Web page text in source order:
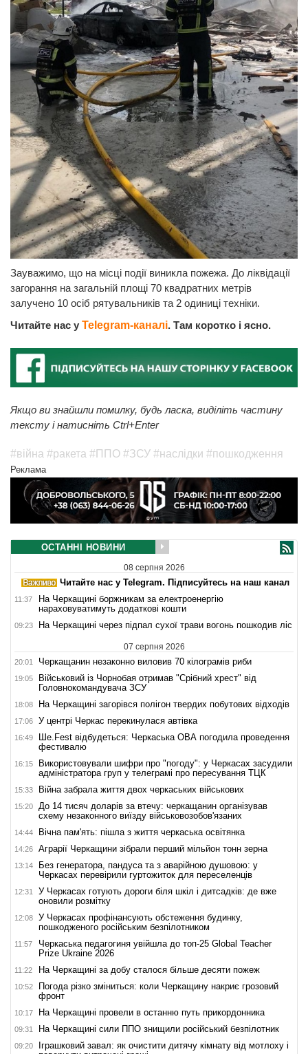
Зауважимо, що на місці події виникла пожежа. До ліквідації
загорання на загальній площі 70 квадратних метрів
залучено 10 осіб рятувальників та 2 одиниці техніки.
Читайте нас у Telegram-каналі. Там коротко і ясно.
Якщо ви знайшли помилку, будь ласка, виділіть частину
тексту і натисніть Ctrl+Enter
#війна #ракета #ППО #ЗСУ #наслідки #пошкодження
Реклама
ОСТАННІ НОВИНИ
08 серпня 2026
Читайте нас у Telegram. Підписуйтесь на наш канал
11:37
На Черкащині боржникам за електроенергію
нараховуватимуть додаткові кошти
09:23 На Черкащині через підпал сухої трави вогонь пошкодив ліс
07 серпня 2026
20:01 Черкащанин незаконно виловив 70 кілограмів риби
19:05
Військовий із Чорнобая отримав "Срібний хрест" від
Головнокомандувача ЗСУ
18:08 На Черкащині загорівся полігон твердих побутових відходів
17:06 У центрі Черкас перекинулася автівка
16:49
Ше.Fest відбудеться: Черкаська ОВА погодила проведення
фестивалю
16:15
Використовували шифри про "погоду": у Черкасах засудили
адміністратора груп у телеграмі про пересування ТЦК
15:33 Війна забрала життя двох черкаських військових
15:20
До 14 тисяч доларів за втечу: черкащанин організував
схему незаконного виїзду військовозобов'язаних
14:44 Вічна пам'ять: пішла з життя черкаська освітянка
14:26 Аграрії Черкащини зібрали перший мільйон тонн зерна
13:14
Без генератора, пандуса та з аварійною душовою: у
Черкасах перевірили гуртожиток для переселенців
12:31
У Черкасах готують дороги біля шкіл і дитсадків: де вже
оновили розмітку
12:08
У Черкасах профінансують обстеження будинку,
пошкодженого російським безпілотником
11:57
Черкаська педагогиня увійшла до топ-25 Global Teacher
Prize Ukraine 2026
11:22 На Черкащині за добу сталося більше десяти пожеж
10:52
Погода різко зміниться: коли Черкащину накриє грозовий
фронт
10:17 На Черкащині провели в останню путь прикордонника
09:31 На Черкащині сили ППО знищили російський безпілотник
09:20
Іграшковий завал: як очистити дитячу кімнату від мотлоху і